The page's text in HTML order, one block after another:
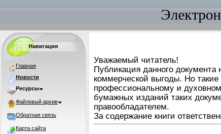
Навигация
Главная
Новости
Ресурсы
Файловый архив
Обратная связь
Карта сайта
Уважаемый читатель!
Публикация данного документа
коммерческой выгоды. Но
профессиональному и
бумажных изданий таких
правообладателем.
За содержание книги